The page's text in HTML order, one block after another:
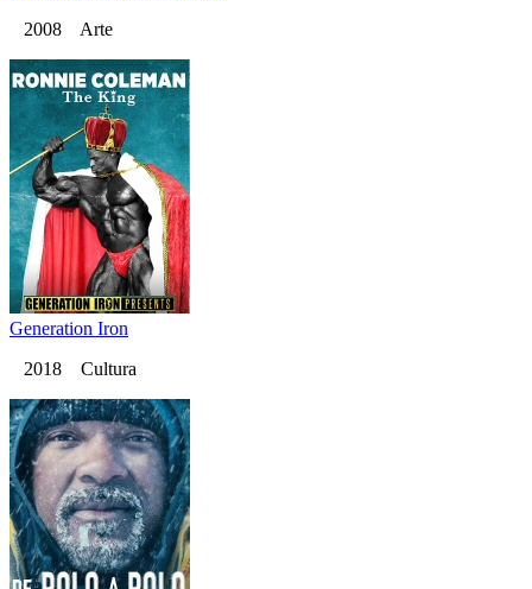
2008 Arte
Generation Iron
2018 Cultura